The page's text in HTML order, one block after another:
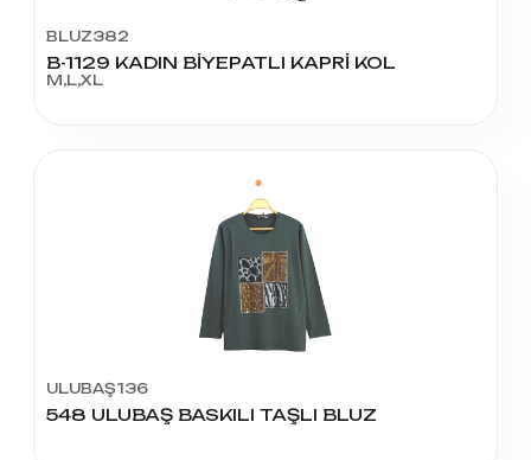
BLUZ382
B-1129 KADIN BİYEPATLI KAPRİ KOL
M,L,XL
ULUBAŞ136
548 ULUBAŞ BASKILI TAŞLI BLUZ